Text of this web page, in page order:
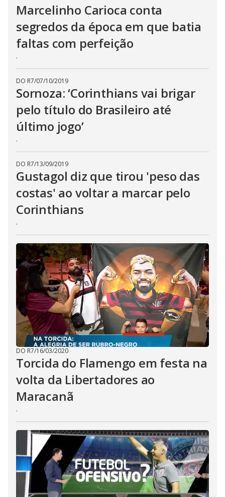
Marcelinho Carioca conta
segredos da época em que batia
faltas com perfeição
.
DO R7/07/10/2019
Sornoza: ‘Corinthians vai brigar
pelo título do Brasileiro até
último jogo’
.
DO R7/13/09/2019
Gustagol diz que tirou 'peso das
costas' ao voltar a marcar pelo
Corinthians
.
DO R7/16/03/2020
Torcida do Flamengo em festa na
volta da Libertadores ao
Maracanã
.